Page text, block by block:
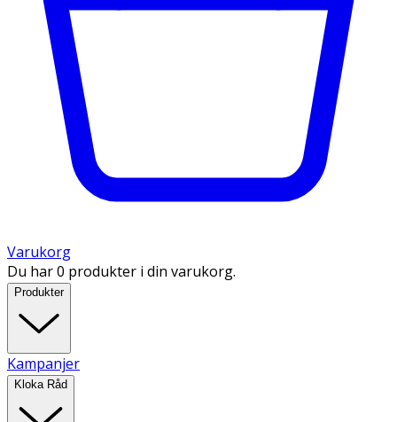
Varukorg
Du har 0 produkter i din varukorg.
Produkter
Kampanjer
Kloka Råd